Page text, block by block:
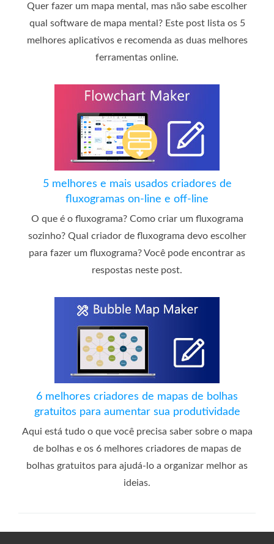
Quer fazer um mapa mental, mas não sabe escolher
qual software de mapa mental? Este post lista os 5
melhores aplicativos e recomenda as duas melhores
ferramentas online.
5 melhores e mais usados ​​criadores de
fluxogramas on-line e off-line
O que é o fluxograma? Como criar um fluxograma
sozinho? Qual criador de fluxograma devo escolher
para fazer um fluxograma? Você pode encontrar as
respostas neste post.
6 melhores criadores de mapas de bolhas
gratuitos para aumentar sua produtividade
Aqui está tudo o que você precisa saber sobre o mapa
de bolhas e os 6 melhores criadores de mapas de
bolhas gratuitos para ajudá-lo a organizar melhor as
ideias.